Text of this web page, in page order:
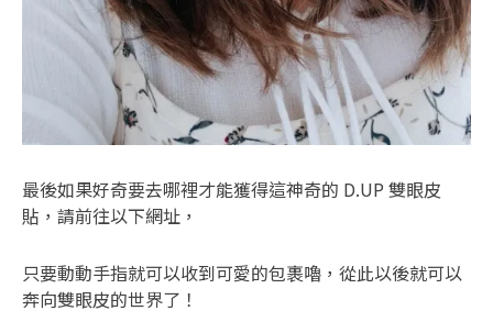
最後如果好奇要去哪裡才能獲得這神奇的 D.UP 雙眼皮
貼，請前往以下網址，
只要動動手指就可以收到可愛的包裹嚕，從此以後就可以
奔向雙眼皮的世界了！